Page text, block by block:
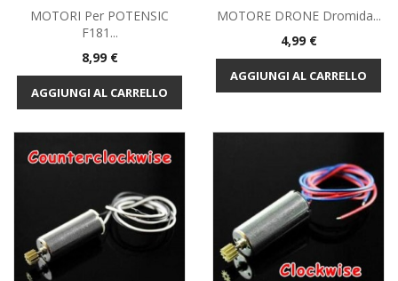
MOTORI Per POTENSIC
F181...
Prezzo
8,99 €
AGGIUNGI AL CARRELLO
MOTORE DRONE Dromida...
Prezzo
4,99 €
AGGIUNGI AL CARRELLO